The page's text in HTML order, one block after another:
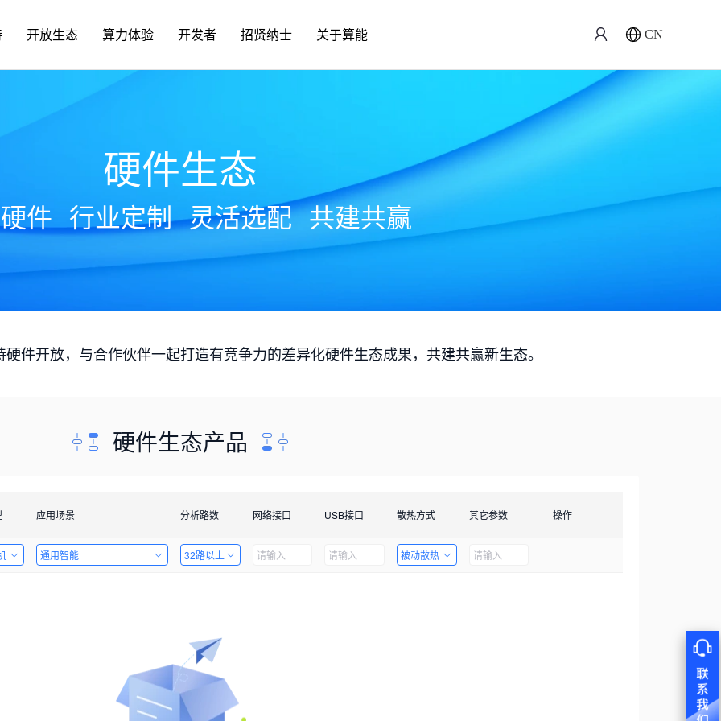
开放生态 算力体验 开发者 招贤纳士 关于算能 CN
硬件生态
件 行业定制 灵活选配 共建共赢
件开放，与合作伙伴一起打造有竞争力的差异化硬件生态成果，共建共赢新生态。
硬件生态产品
应用场景 分析路数 网络接口 USB接口 散热方式 其它参数 操作
通用智能 32路以上 被动散热